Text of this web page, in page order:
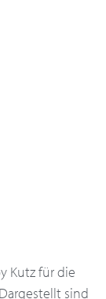
Kutz für die
sind